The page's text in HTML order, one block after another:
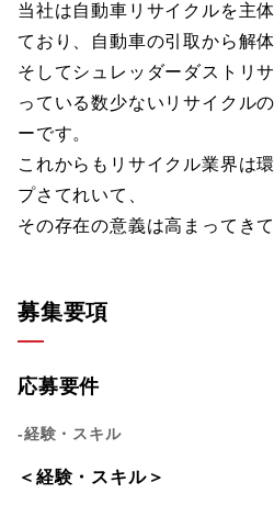
当社は自動車リサイクルを主
ており、自動車の引取から解
そしてシュレッダーダストリ
っている数少ないリサイクル
ーです。
これからもリサイクル業界は
プさてれいて、
その存在の意義は高まってきて
募集要項
応募要件
-経験・スキル
＜経験・スキル＞